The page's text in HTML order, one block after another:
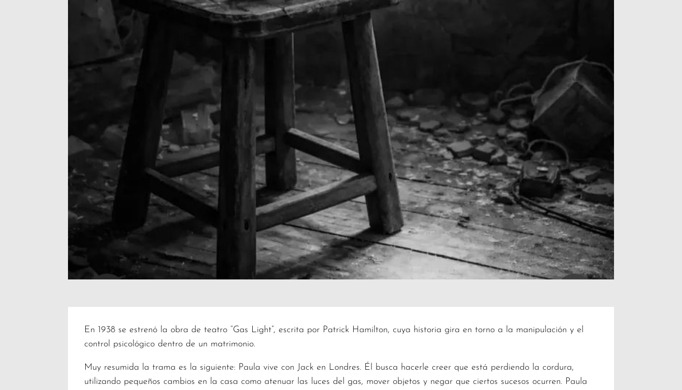
En 1938 se estrenó la obra de teatro “Gas Light”, escrita por Patrick Hamilton, cuya historia gira en torno a la manipulación y el
control psicológico dentro de un matrimonio.
Muy resumida la trama es la siguiente: Paula vive con Jack en Londres. Él busca hacerle creer que está perdiendo la cordura,
utilizando pequeños cambios en la casa como atenuar las luces del gas, mover objetos y negar que ciertos sucesos ocurren. Paula